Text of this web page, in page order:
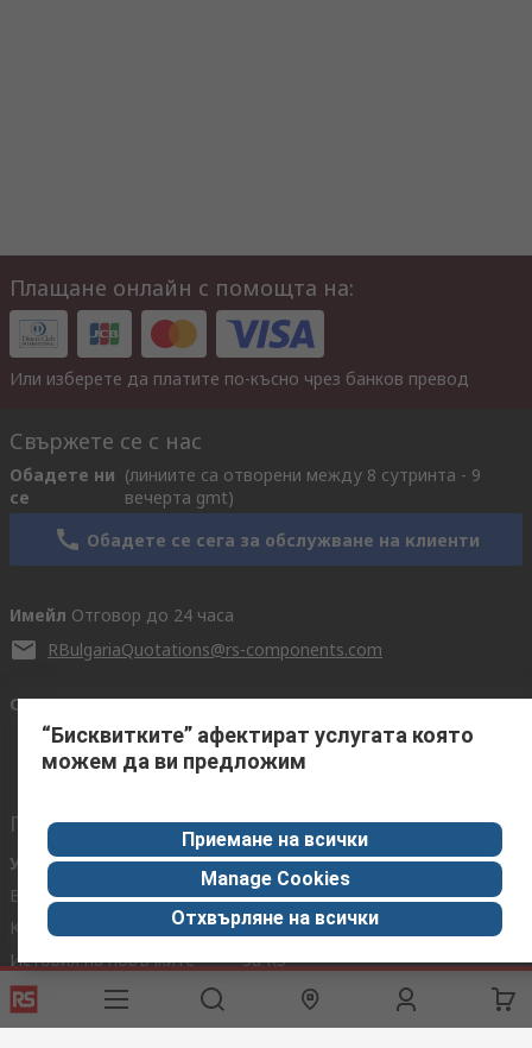
Плащане онлайн с помощта на:
Или изберете да платите по-късно чрез банков превод
Свържете се с нас
Обадете ни
се
(линиите са отворени между 8 сутринта - 9
вечерта gmt)
Обадете се сега за обслужване на клиенти
Имейл Отговор до 24 часа
RBulgariaQuotations@rs-components.com
Свържете се с нас
Полезни връзки
Услуги
Варианти за доставка
Калибриране
История на поръчките
Обратна връзка
Относно RS
По света
Корпоративна група
За RS
Горещи Теми
“Бисквитките” афектират услугата която
можем да ви предложим
Приемане на всички
Manage Cookies
Отхвърляне на всички